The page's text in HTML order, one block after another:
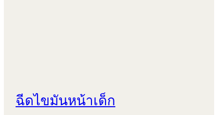
ฉีดไขมันหน้าเด็ก